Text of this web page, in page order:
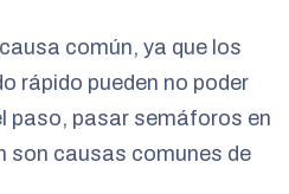
común, ya que los
rápido pueden no poder
paso, pasar semáforos en
son causas comunes de